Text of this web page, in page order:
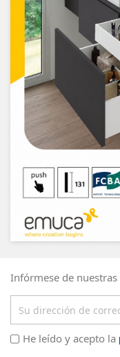
Infórmese de
He leído y acepto la